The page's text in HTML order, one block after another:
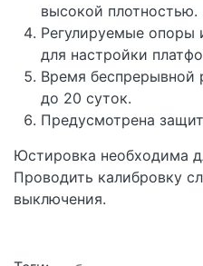
высокой плотностью.
Регулируемые опоры
для настройки
Время беспрерывной
до 20 суток.
Предусмотрена
Юстировка необходима
Проводить калибровку
выключения.